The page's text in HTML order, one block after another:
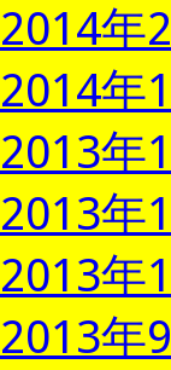
2014年
2014年
2013年
2013年
2013年
2013年